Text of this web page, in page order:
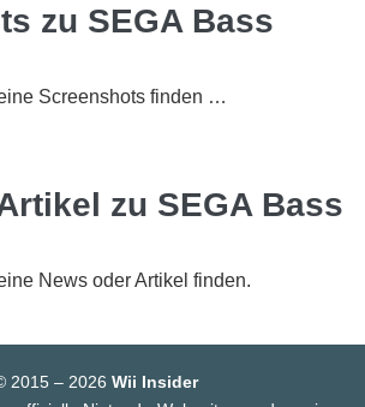
zu SEGA Bass
Screenshots finden …
zu SEGA Bass
News oder Artikel finden.
2015 – 2026 Wii Insider